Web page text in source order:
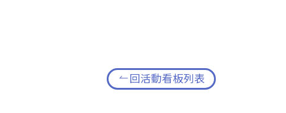
回活動看板列表